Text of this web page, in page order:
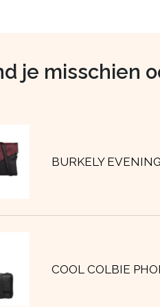
je misschien
BURKELY
COOL COLBIE